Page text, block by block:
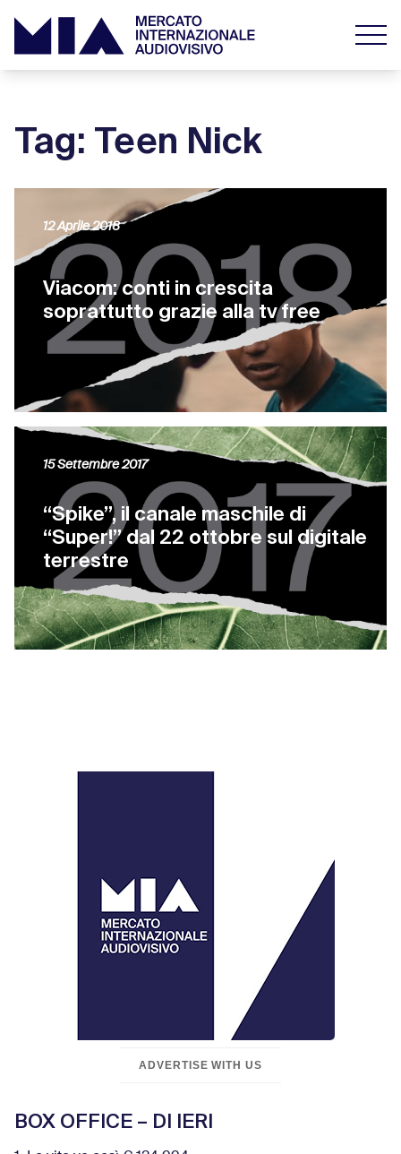
Tag: Teen Nick
Viacom: conti in crescita
soprattutto grazie alla tv free
12 Aprile 2018
“Spike”, il canale maschile di
“Super!” dal 22 ottobre sul digitale
terrestre
15 Settembre 2017
ADVERTISE WITH US
BOX OFFICE – DI IERI